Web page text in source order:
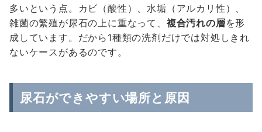
多いという点。カビ（酸性）、水垢（アルカリ性）、
雑菌の繁殖が尿石の上に重なって、 複合汚れの層を形
成しています。だから1種類の洗剤だけでは対処しきれ
ないケースがあるのです。
尿石ができやすい場所と原因